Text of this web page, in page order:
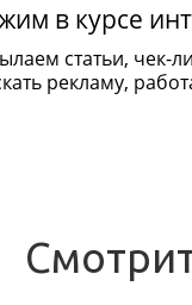
в курсе
статьи, чек-
рекламу,